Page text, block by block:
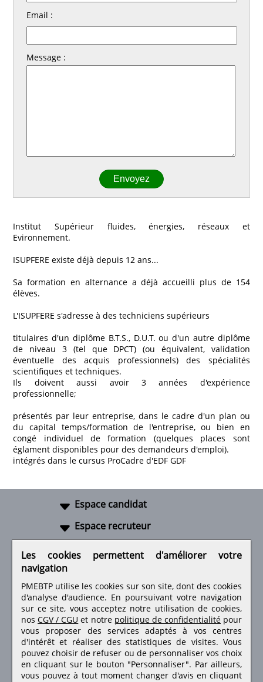
Email :
Message :
Institut Supérieur fluides, énergies, réseaux et
Evironnement.
ISUPFERE existe déjà depuis 12 ans...
Sa formation en alternance a déjà accueilli plus de 154
élèves.
L'ISUPFERE s'adresse à des techniciens supérieurs
titulaires d'un diplôme B.T.S., D.U.T. ou d'un autre diplôme
de niveau 3 (tel que DPCT) (ou équivalent, validation
éventuelle des acquis professionnels) des spécialités
scientifiques et techniques.
Ils doivent aussi avoir 3 années d'expérience
professionnelle;
présentés par leur entreprise, dans le cadre d'un plan ou
du capital temps/formation de l'entreprise, ou bien en
congé individuel de formation (quelques places sont
églament disponibles pour des demandeurs d'emploi).
intégrés dans le cursus ProCadre d'EDF GDF
Espace candidat
Espace recruteur
Retrouvez-nous sur les réseaux sociaux
Les cookies permettent d'améliorer votre
navigation
PMEBTP utilise les cookies sur son site, dont des cookies
d'analyse d'audience. En poursuivant votre navigation
sur ce site, vous acceptez notre utilisation de cookies,
nos CGV / CGU et notre politique de confidentialité pour
vous proposer des services adaptés à vos centres
d'intérêt et réaliser des statistiques de visites.Vous
pouvez choisir de refuser ou de personnaliser vos choix
en cliquant sur le bouton "Personnaliser". Par ailleurs,
vous pouvez à tout moment changer d'avis en cliquant